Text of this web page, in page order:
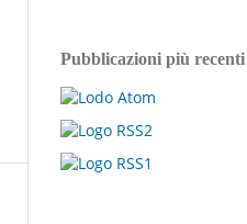
Pubblicazioni più recenti